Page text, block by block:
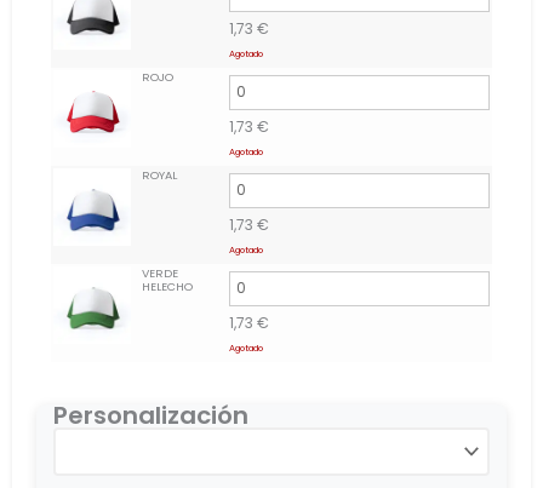
1,73 €
Agotado
ROJO
1,73 €
Agotado
ROYAL
1,73 €
Agotado
VERDE
HELECHO
1,73 €
Agotado
Personalización